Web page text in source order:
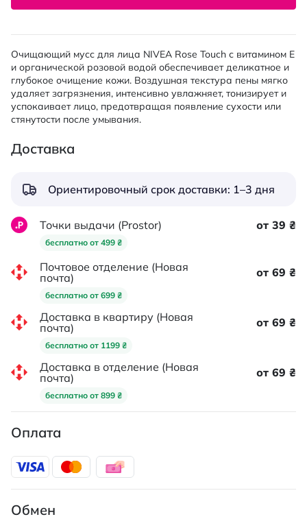
Очищающий мусс для лица NIVEA Rose Touch с витамином E
и органической розовой водой обеспечивает деликатное и
глубокое очищение кожи. Воздушная текстура пены мягко
удаляет загрязнения, интенсивно увлажняет, тонизирует и
успокаивает лицо, предотвращая появление сухости или
стянутости после умывания.
Доставка
Ориентировочный срок доставки: 1–3 дня
Точки выдачи (Prostor)
бесплатно от 499 ₴
от 39 ₴
Почтовое отделение (Новая
почта)
бесплатно от 699 ₴
от 69 ₴
Доставка в квартиру (Новая
почта)
бесплатно от 1199 ₴
от 69 ₴
Доставка в отделение (Новая
почта)
бесплатно от 899 ₴
от 69 ₴
Оплата
Обмен